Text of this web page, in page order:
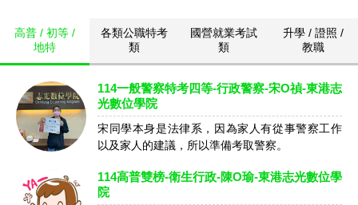
高普 / 初等 /
地特
各類公職特考
類
國營就業考試
類
升學 / 證照 /
教職
114一般警察特考四等-行政警察-宋O禎-東港志
光數位學院
宋同學本身是法律系，因為家人有從事警察工作
以及家人的建議，所以準備考取警察。
114高普雙榜-衛生行政-陳O瑜-東港志光數位學
院